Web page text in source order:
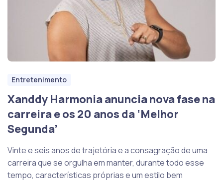
Entretenimento
Xanddy Harmonia anuncia nova fase na
carreira e os 20 anos da ‘Melhor
Segunda’
Vinte e seis anos de trajetória e a consagração de uma
carreira que se orgulha em manter, durante todo esse
tempo, características próprias e um estilo bem